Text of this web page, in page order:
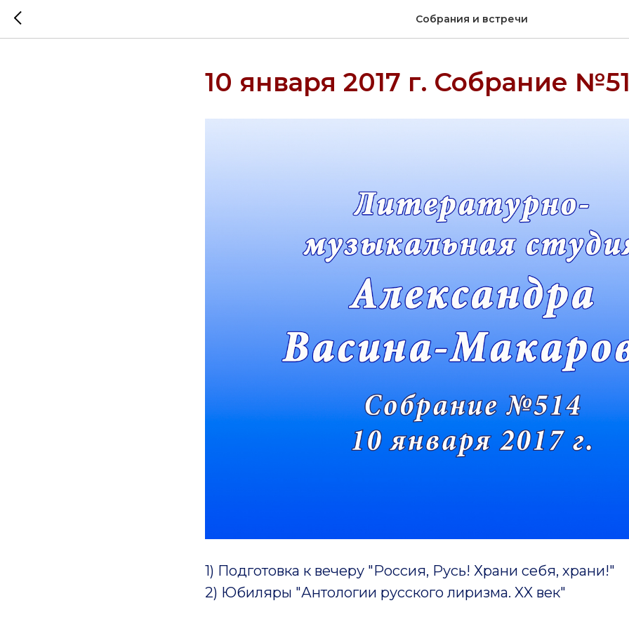
Собрания и встречи
10 января 2017 г. Собрание
1) Подготовка к вечеру "Россия, Русь! Храни себя, храни!"
2) Юбиляры "Антологии русского лиризма. XX век"